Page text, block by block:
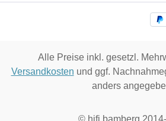
Alle Preise inkl. gesetzl.
Versandkosten und ggf.
anders
© hifi bamberg